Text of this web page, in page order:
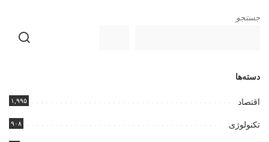
جستجو
دسته‌ها
اقتصاد ۱,۹۹۵
تکنولوژی ۹۰۸